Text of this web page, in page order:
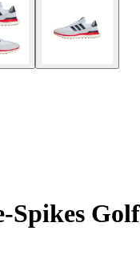
Spikes Golf